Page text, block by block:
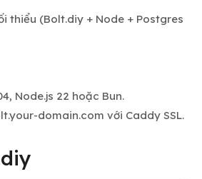
thiểu (Bolt.diy + Node + Postgres
Node.js 22 hoặc Bun.
domain.com với Caddy SSL.